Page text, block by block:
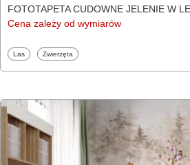
FOTOTAPETA CUDOWNE JELENIE W
Cena zależy od wymiarów
Fototapety
Las Fototapety
Zwierzęta